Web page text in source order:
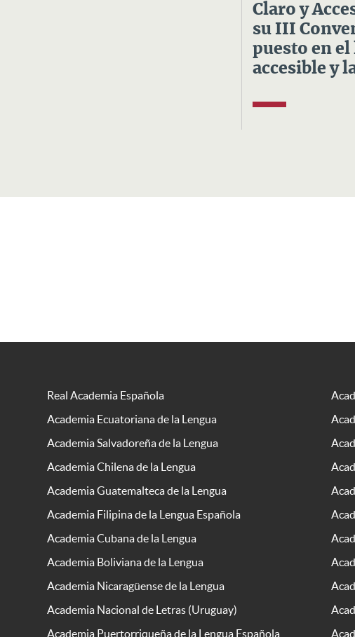
Claro y
su III
puesto en
accesible y
Real Academia Española
Academia Ecuatoriana de la Lengua
Academia Salvadoreña de la Lengua
Academia Chilena de la Lengua
Academia Guatemalteca de la Lengua
Academia Filipina de la Lengua Española
Academia Cubana de la Lengua
Academia Boliviana de la Lengua
Academia Nicaragüense de la Lengua
Academia Nacional de Letras (Uruguay)
Academia Puertorriqueña de la Lengua Española